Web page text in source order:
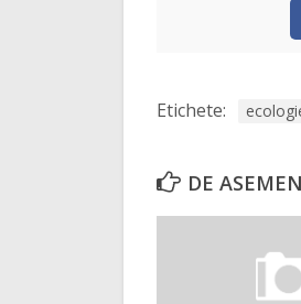
Etichete:
DE